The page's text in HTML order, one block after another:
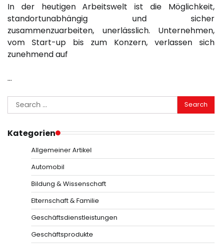
In der heutigen Arbeitswelt ist die Möglichkeit,
standortunabhängig und sicher
zusammenzuarbeiten, unerlässlich. Unternehmen,
vom Start-up bis zum Konzern, verlassen sich
zunehmend auf
…
Search
for:
Kategorien
Allgemeiner Artikel
Automobil
Bildung & Wissenschaft
Elternschaft & Familie
Geschäftsdienstleistungen
Geschäftsprodukte